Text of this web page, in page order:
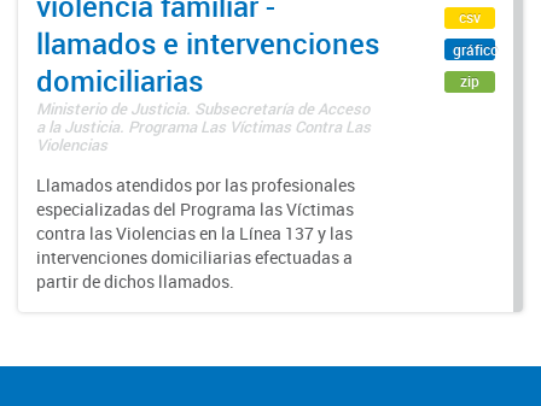
llamados e intervenciones
domiciliarias
Ministerio de Justicia. Subsecretaría de Acceso
a la Justicia. Programa Las Víctimas Contra Las
Violencias
Llamados atendidos por las profesionales
especializadas del Programa las Víctimas
contra las Violencias en la Línea 137 y las
intervenciones domiciliarias efectuadas a
partir de dichos llamados.
csv
gráfico
zip